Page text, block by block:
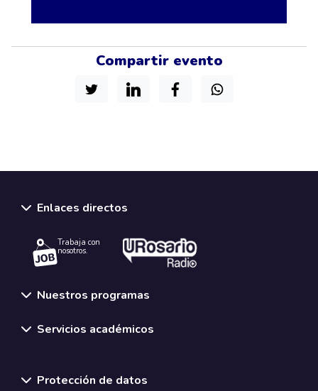
Compartir evento
Enlaces directos
Trabaja con
nosotros.
Nuestros programas
Servicios académicos
Protección de datos